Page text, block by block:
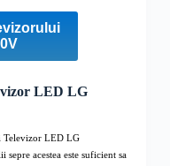
LED LG
Televizor LED LG
acestea este suficient sa